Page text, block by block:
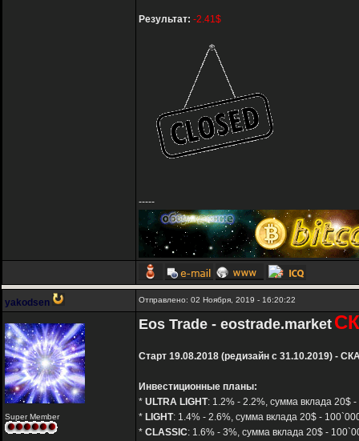
Результат: -2.41$
-----
yakodsen Отправлено: 02 Ноября, 2019 - 16:20:22
Super Member
Eos Trade - eostrade.market
Старт 19.08.2018 (редизайн с 31.10.2019) -
Инвестиционные планы:
* ULTRA LIGHT: 1.2% - 2.2%, сумма вклада 20$
* LIGHT: 1.4% - 2.6%, сумма вклада 20$ -
* CLASSIC: 1.6% - 3%, сумма вклада 20$ -